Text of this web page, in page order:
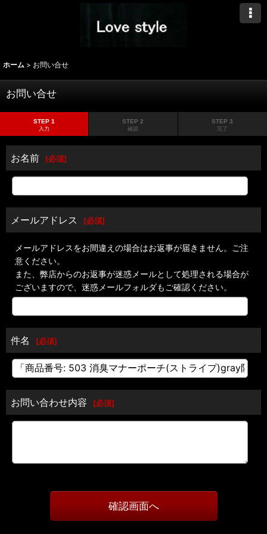
ホーム > お問い合せ
お問い合せ
STEP 1
入力
STEP 2
確認
STEP 3
完了
お名前 [必須]
メールアドレス [必須]
メールアドレスをお間違えの場合はお返事が届きません。ご注
意ください。
また、弊店からのお返事が迷惑メールとして処理される場合が
ございますので、迷惑メールフォルダもご確認ください。
件名 [必須]
お問い合わせ内容 [必須]
確認画面へ